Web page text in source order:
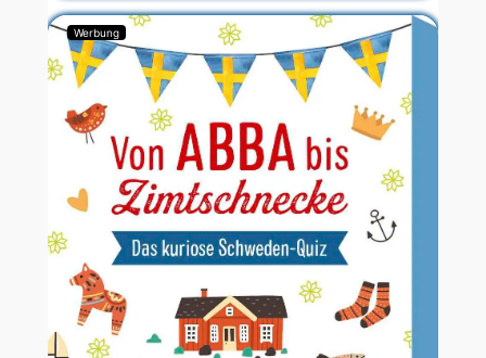
Werbung